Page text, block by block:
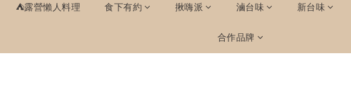
⛺️露營懶人料理 食下有約 揪嗨派 滷台味 新台味
合作品牌